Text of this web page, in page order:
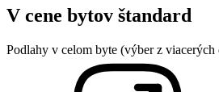
V cene bytov štandard
Podlahy v celom byte (výber z viacerých